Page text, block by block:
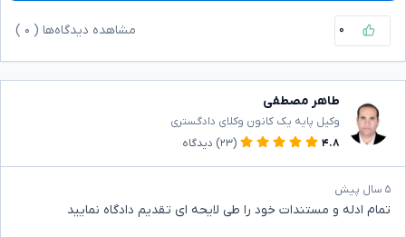
۰ مشاهده دیدگاه‌ها ( ۰
طاهر مصطفی
وکیل پایه یک کانون وکلای دادگستری
۴.۸
(۲۳) دیدگاه
۵ سال پیش
تمام ادله و مستندات خود را طی لایحه ای تقدیم دادگاه نمایید